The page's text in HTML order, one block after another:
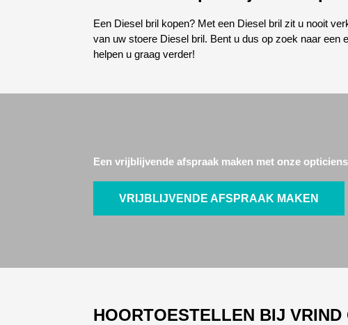
Een Diesel bril kopen? Met een Diesel bril zit u nooit
van uw stoere Diesel bril. Bent u dus op zoek naar een
helpen u graag verder!
Een vrijblijvende afspraak maken met onze
VRIJBLIJVENDE AFSPRAAK MAKEN
HOORTOESTELLEN BIJ VRIND